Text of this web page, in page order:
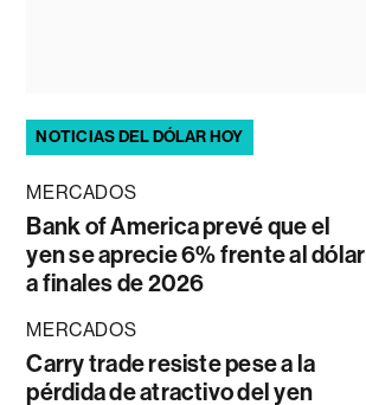
NOTICIAS DEL DÓLAR HOY
MERCADOS
Bank of America prevé que el
yen se aprecie 6% frente al dólar
a finales de 2026
MERCADOS
Carry trade resiste pese a la
pérdida de atractivo del yen